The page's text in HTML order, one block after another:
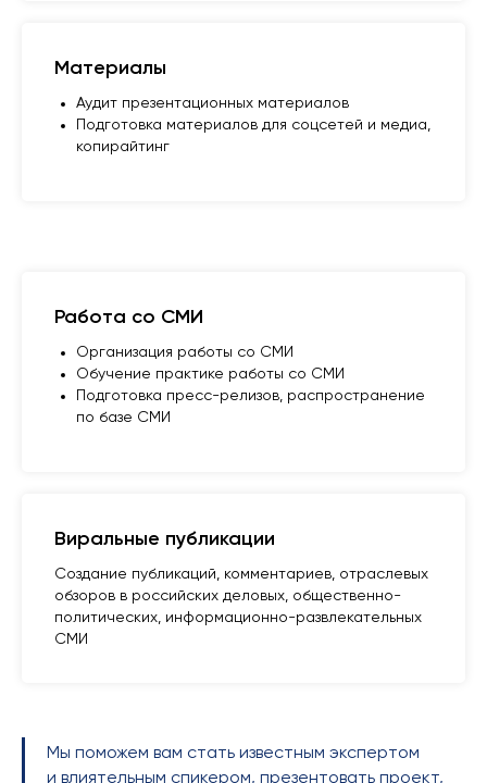
Материалы
Аудит презентационных материалов
Подготовка материалов для соцсетей и медиа,
копирайтинг
Работа со СМИ
Организация работы со СМИ
Обучение практике работы со СМИ
Подготовка пресс-релизов, распространение
по базе СМИ
Виральные публикации
Создание публикаций, комментариев, отраслевых
обзоров в российских деловых, общественно-
политических, информационно-развлекательных
СМИ
Мы поможем вам стать известным экспертом
и влиятельным спикером, презентовать проект,